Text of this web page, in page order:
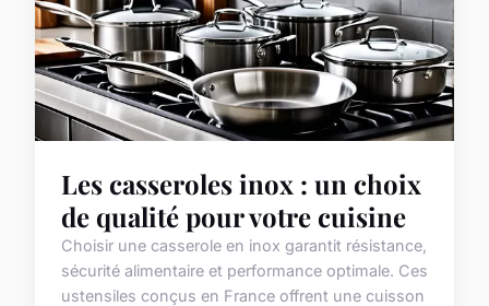
Les casseroles inox : un choix
de qualité pour votre cuisine
Choisir une casserole en inox garantit résistance,
sécurité alimentaire et performance optimale. Ces
ustensiles conçus en France offrent une cuisson